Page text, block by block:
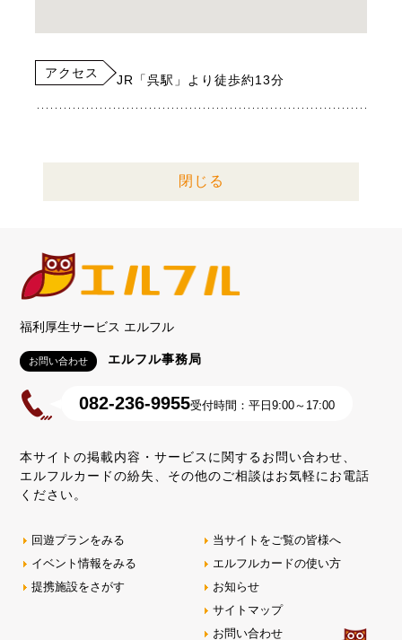
アクセス JR「呉駅」より徒歩約13分
閉じる
福利厚生サービス エルフル
お問い合わせ エルフル事務局
082-236-9955受付時間：平日9:00～17:00
本サイトの掲載内容・サービスに関するお問い合わせ、
エルフルカードの紛失、その他のご相談はお気軽にお電話
ください。
回遊プランをみる
イベント情報をみる
提携施設をさがす
当サイトをご覧の皆様へ
エルフルカードの使い方
お知らせ
サイトマップ
お問い合わせ